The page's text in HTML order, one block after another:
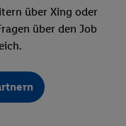
über Xing oder
über den Job